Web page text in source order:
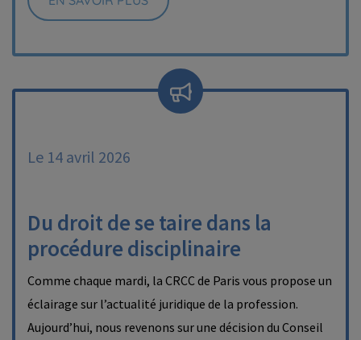
Le 14 avril 2026
Du droit de se taire dans la
procédure disciplinaire
Comme chaque mardi, la CRCC de Paris vous propose un
éclairage sur l’actualité juridique de la profession.
Aujourd’hui, nous revenons sur une décision du Conseil